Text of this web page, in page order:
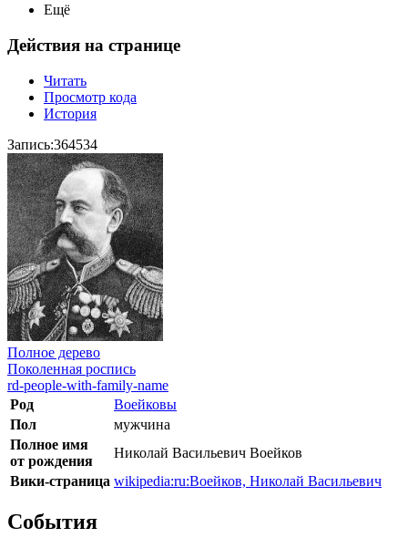
Ещё
Действия на странице
Читать
Просмотр кода
История
Запись:364534
Полное дерево
Поколенная роспись
rd-people-with-family-name
Род
Воейковы
Пол
мужчина
Полное имя
от рождения
Николай Васильевич Воейков
Вики-страница wikipedia:ru:Воейков, Николай Васильевич
События